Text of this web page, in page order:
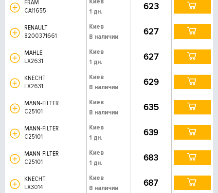
FRAM
CA11655
1 дн.
623
RENAULT
8200371661
Киев
В наличии
627
MAHLE
LX2631
Киев
1 дн.
627
KNECHT
LX2631
Киев
В наличии
629
MANN-FILTER
C25101
Киев
В наличии
635
MANN-FILTER
C25101
Киев
1 дн.
639
MANN-FILTER
C25101
Киев
1 дн.
683
KNECHT
LX3014
Киев
В наличии
687